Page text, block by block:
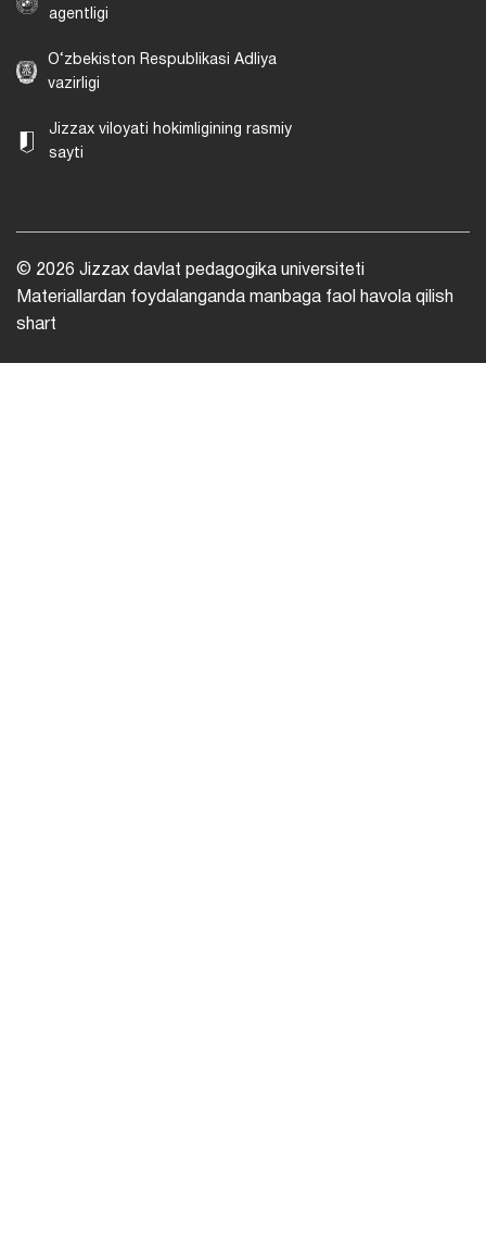
agentligi
O‘zbekiston Respublikasi Adliya
vazirligi
Jizzax viloyati hokimligining rasmiy
sayti
© 2026 Jizzax davlat pedagogika universiteti
Materiallardan foydalanganda manbaga faol havola qilish
shart